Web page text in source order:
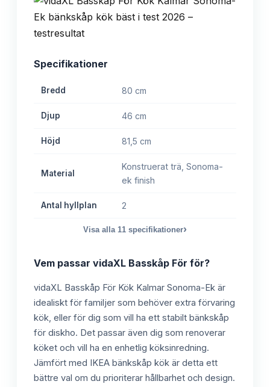
Specifikationer
Bredd 80 cm
Djup 46 cm
Höjd 81,5 cm
Material
Konstruerat trä, Sonoma-
ek finish
Antal hyllplan 2
Visa alla 11 specifikationer›
Vem passar vidaXL Basskåp För för?
vidaXL Basskåp För Kök Kalmar Sonoma-Ek är
idealiskt för familjer som behöver extra förvaring
kök, eller för dig som vill ha ett stabilt bänkskåp
för diskho. Det passar även dig som renoverar
köket och vill ha en enhetlig köksinredning.
Jämfört med IKEA bänkskåp kök är detta ett
bättre val om du prioriterar hållbarhet och design.